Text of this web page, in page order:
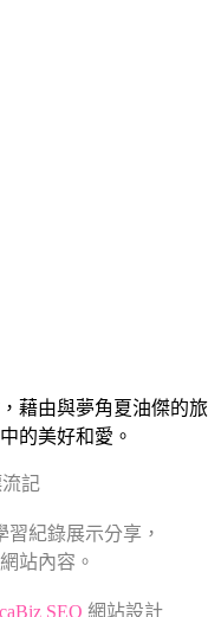
藉由與夢角夏油傑的旅
的美好和愛。
記
紀錄展示分享，
站內容。
SEO 網站設計